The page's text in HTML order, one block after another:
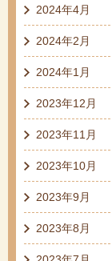
2024年4月
2024年2月
2024年1月
2023年12月
2023年11月
2023年10月
2023年9月
2023年8月